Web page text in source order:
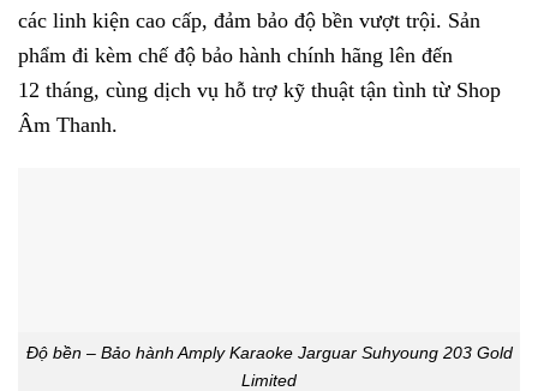
các linh kiện cao cấp, đảm bảo độ bền vượt trội. Sản
phẩm đi kèm chế độ bảo hành chính hãng lên đến
12 tháng, cùng dịch vụ hỗ trợ kỹ thuật tận tình từ Shop
Âm Thanh.
Độ bền – Bảo hành Amply Karaoke Jarguar Suhyoung 203 Gold
Limited